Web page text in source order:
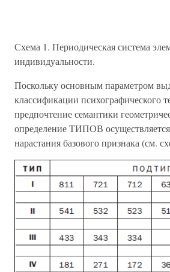
Схема 1. Периодическая система
индивидуальности.
Поскольку основным параметром
классификации психографического
предпочтение семантики
определение ТИПОВ
нарастания базового признака (см.